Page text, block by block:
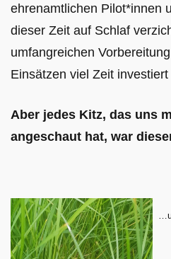
ehrenamtlichen Pilot*innen
dieser Zeit auf Schlaf
umfangreichen
Einsätzen viel Zeit investiert
Aber jedes Kitz, das uns
angeschaut hat, war